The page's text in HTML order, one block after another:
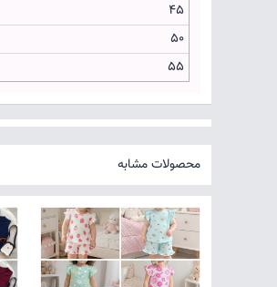
۴۵
۵۰
۵۵
محصولات مشابه